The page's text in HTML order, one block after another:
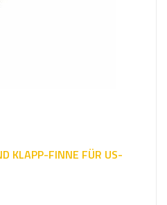
KLAPP-FINNE FÜR US-